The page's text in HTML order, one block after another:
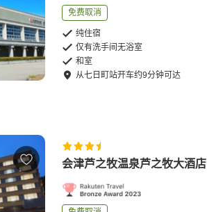
免费取消
纯住宿
仅有洗手间无浴室
和室
从七日町站开车约9分钟可达
会津芦之牧温泉芦之牧大酒店